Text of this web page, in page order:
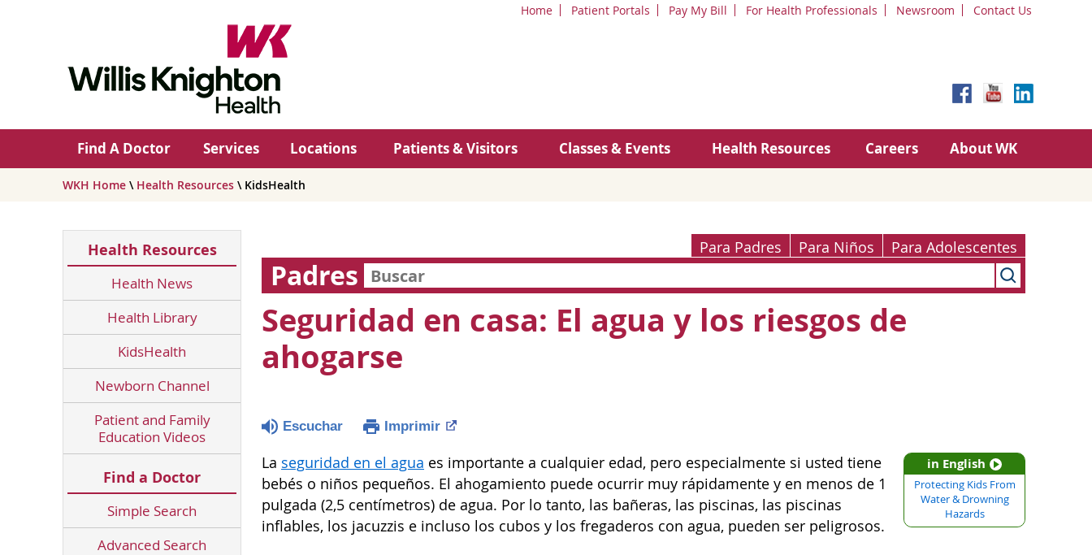
Home Patient Portals Pay My Bill For Health Professionals Newsroom Contact Us
Find A Doctor Services Locations Patients & Visitors Classes & Events Health Resources Careers About WK
WKH Home \ Health Resources \ KidsHealth
Health Resources
Health News
Health Library
KidsHealth
Newborn Channel
Patient and Family
Education Videos
Find a Doctor
Simple Search
Advanced Search
Para Padres Para Niños Para Adolescentes
Padres
Seguridad en casa: El agua y los riesgos de
ahogarse
Escuchar Imprimir
in English
Protecting Kids From
Water & Drowning
Hazards
La seguridad en el agua es importante a cualquier edad, pero especialmente si usted tiene
bebés o niños pequeños. El ahogamiento puede ocurrir muy rápidamente y en menos de 1
pulgada (2,5 centímetros) de agua. Por lo tanto, las bañeras, las piscinas, las piscinas
inflables, los jacuzzis e incluso los cubos y los fregaderos con agua, pueden ser peligrosos.